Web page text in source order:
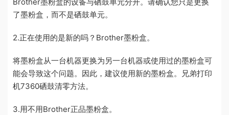
了墨粉盒，而不是硒鼓单元。
2.正在使用的是新的吗？Brother墨粉盒。
将墨粉盒从一台机器更换为另一台机器或使用过的墨粉盒可
能会导致这个问题。因此，建议使用新的墨粉盒。兄弟打印
机7360硒鼓清零方法。
3.用不用Brother正品墨粉盒。